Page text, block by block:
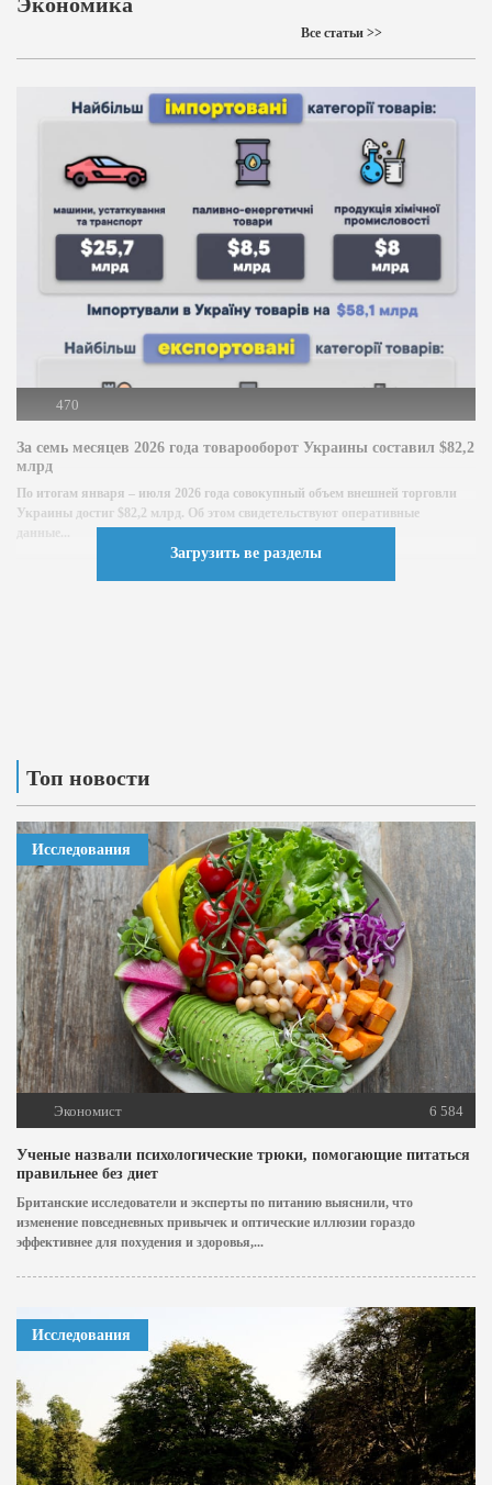
Топ новости
Исследования
Экономист 6 584
Ученые назвали психологические трюки, помогающие питаться
правильнее без диет
Британские исследователи и эксперты по питанию выяснили, что
изменение повседневных привычек и оптические иллюзии гораздо
эффективнее для похудения и здоровья,...
Исследования
Все статьи >>
470
За семь месяцев 2026 года товарооборот Украины составил $82,2
млрд
По итогам января – июля 2026 года совокупный объем внешней торговли
Украины достиг $82,2 млрд. Об этом свидетельствуют оперативные
данные...
Загрузить ве разделы